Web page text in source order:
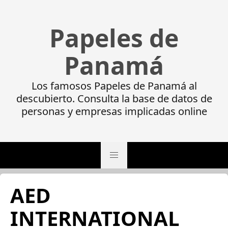
Papeles de
Panamá
Los famosos Papeles de Panamá al
descubierto. Consulta la base de datos de
personas y empresas implicadas online
AED
INTERNATIONAL